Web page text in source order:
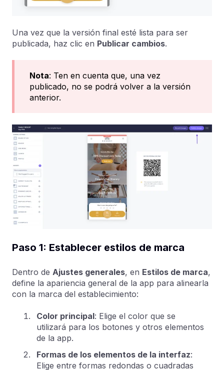
Una vez que la versión final esté lista para ser
publicada, haz clic en Publicar cambios.
Nota: Ten en cuenta que, una vez
publicado, no se podrá volver a la versión
anterior.
Paso 1: Establecer estilos de marca
Dentro de Ajustes generales, en Estilos de marca,
define la apariencia general de la app para alinearla
con la marca del establecimiento:
Color principal: Elige el color que se
utilizará para los botones y otros elementos
de la app.
Formas de los elementos de la interfaz:
Elige entre formas redondas o cuadradas